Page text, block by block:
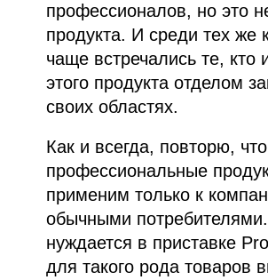
профессионалов, но это
продукта. И среди тех же
чаще встречались те,
этого продукта отделом
своих областях.
Как и всегда, повторю,
профессиональные
применим только к
обычными
нуждается в приставке
для такого рода товаров